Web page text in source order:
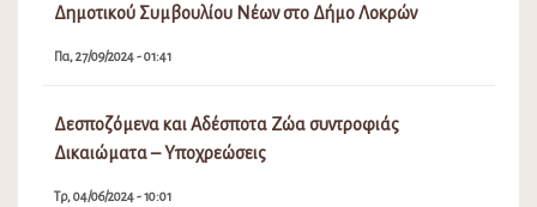
Δημοτικού Συμβουλίου Νέων στο Δήμο Λοκρών
Πα, 27/09/2024 - 01:41
Δεσποζόμενα και Αδέσποτα Ζώα συντροφιάς
Δικαιώματα – Υποχρεώσεις
Τρ, 04/06/2024 - 10:01